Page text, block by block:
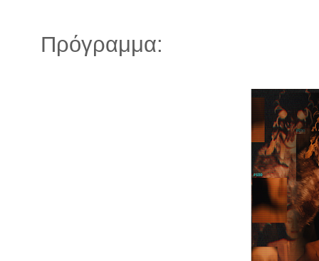
Πρόγραμμα: